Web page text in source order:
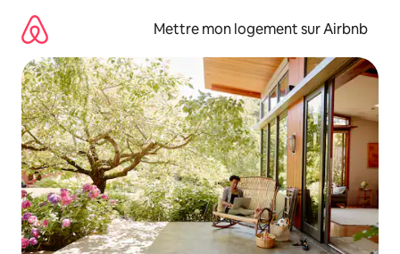
directement
contenu
Mettre mon logement sur Airbnb